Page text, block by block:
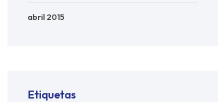
abril 2015
Etiquetas